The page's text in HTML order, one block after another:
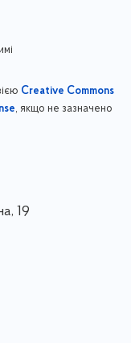
Creative Commons
, якщо не зазначено
19